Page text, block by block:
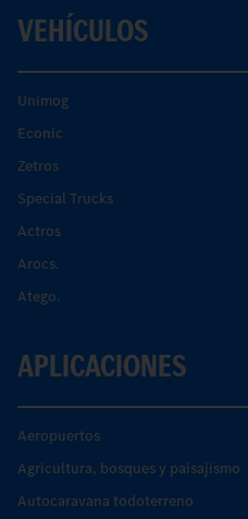
VEHÍCULOS
Unimog
Econic
Zetros
Special Trucks
Actros
Arocs.
Atego.
APLICACIONES
Aeropuertos
Agricultura, bosques y paisajismo
Autocaravana todoterreno